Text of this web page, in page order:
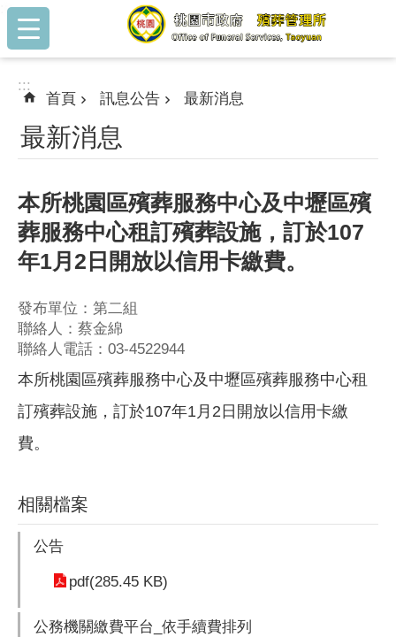
跳到主要內容區塊
:::
:::
首頁 訊息公告 最新消息
最新消息
本所桃園區殯葬服務中心及中壢區殯
葬服務中心租訂殯葬設施，訂於107
年1月2日開放以信用卡繳費。
發布單位：第二組
聯絡人：蔡金綿
聯絡人電話：03-4522944
本所桃園區殯葬服務中心及中壢區殯葬服務中心租
訂殯葬設施，訂於107年1月2日開放以信用卡繳
費。
相關檔案
公告
pdf(285.45 KB)
公務機關繳費平台_依手續費排列